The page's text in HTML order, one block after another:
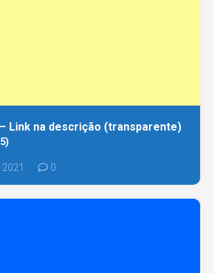
– Link na descrição (transparente)
0